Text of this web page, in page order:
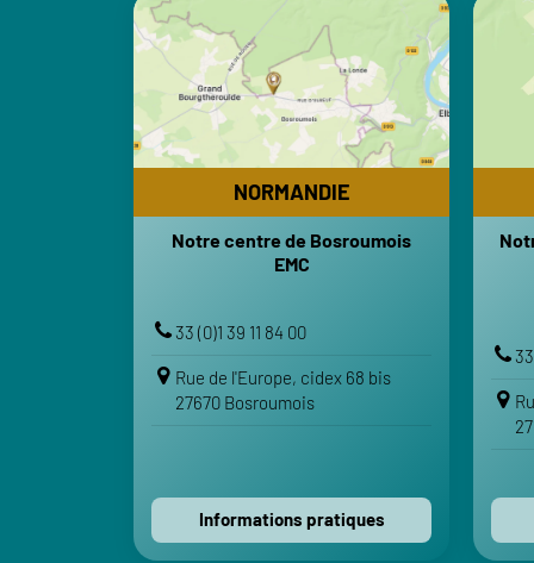
NORMANDIE
Notre centre de Bosroumois
EMC
33 (0)1 39 11 84 00
Rue de l'Europe, cidex 68 bis
27670 Bosroumois
Informations pratiques
NORMANDIE
Notre centre de Bosroumois
EMC
HORAIRES
Lundi-Vendredi : 8h-12h | 13h30-18h
TRANSPORTS
Gare de Bourgtheroulde-Thuit-
VOTRE ITINÉRAIRE
Voir sur Google Maps
Contactez-nous